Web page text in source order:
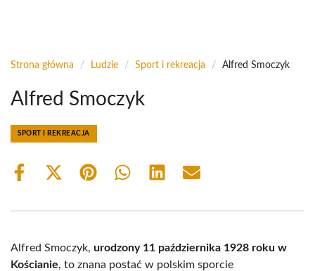
Strona główna / Ludzie / Sport i rekreacja / Alfred Smoczyk
Alfred Smoczyk
SPORT I REKREACJA
Share
Share
(Twitter)
Share Share Share Share
Alfred Smoczyk, urodzony 11 października 1928 roku w
Kościanie, to znana postać w polskim sporcie